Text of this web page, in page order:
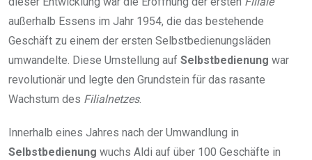
außerhalb Essens im Jahr 1954, die das bestehende
Geschäft zu einem der ersten Selbstbedienungsläden
umwandelte. Diese Umstellung auf Selbstbedienung war
revolutionär und legte den Grundstein für das rasante
Wachstum des Filialnetzes.
Innerhalb eines Jahres nach der Umwandlung in
Selbstbedienung wuchs Aldi auf über 100 Geschäfte in